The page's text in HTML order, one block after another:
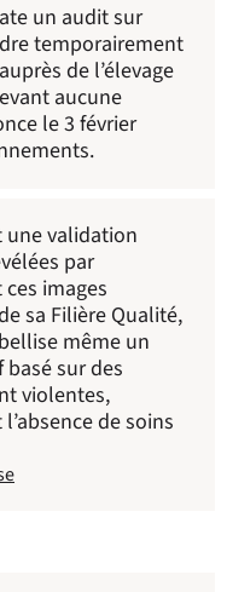
un audit sur
temporairement
de l’élevage
aucune
le 3 février
une validation
par
images
sa Filière Qualité,
même un
basé sur des
violentes,
de soins